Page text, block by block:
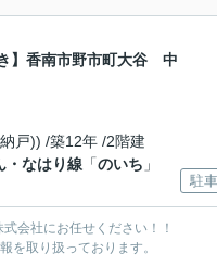
】香南市野市町大谷 中
戸)) /築12年 /2階建
・なはり線 「のいち 」
駐
会社にお任せください！！
を取り扱っております。